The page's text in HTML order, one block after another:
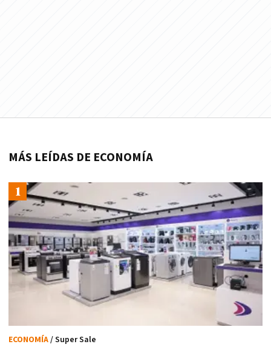
MÁS LEÍDAS DE ECONOMÍA
ECONOMÍA/ Super Sale